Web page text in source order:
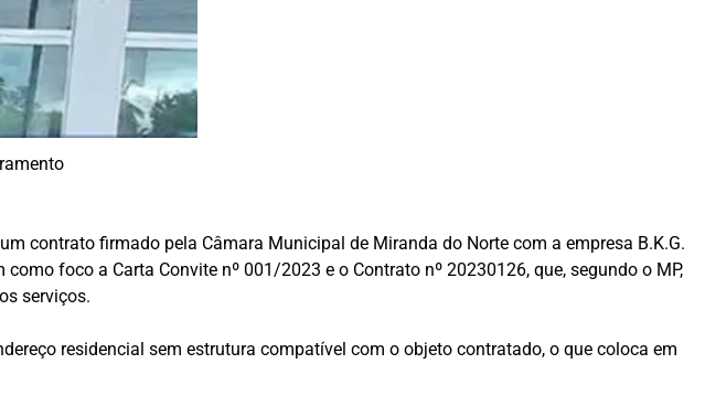
contrato firmado pela Câmara Municipal de Miranda do Norte com a empresa B.K.G.
foco a Carta Convite nº 001/2023 e o Contrato nº 20230126, que, segundo o MP,
serviços.
residencial sem estrutura compatível com o objeto contratado, o que coloca em